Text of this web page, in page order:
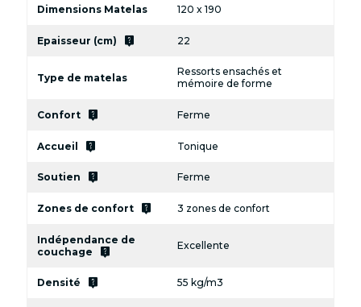
Dimensions Matelas 120 x 190
Epaisseur (cm) live_help 22
Type de matelas
Ressorts ensachés et
mémoire de forme
Confort live_help Ferme
Accueil live_help Tonique
Soutien live_help Ferme
Zones de confort live_help 3 zones de confort
Indépendance de
couchage
live_help Excellente
Densité live_help 55 kg/m3